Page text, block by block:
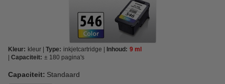
Kleur: kleur Type: inkjetcartridge Inhoud: 9 ml
Capaciteit: ± 180 pagina's
Capaciteit: Standaard